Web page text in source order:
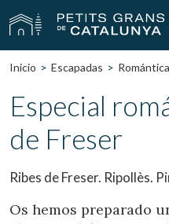
Nuestros Hoteles
Bodas
Cheques Regalo
Contacto
Inicio Escapadas
Especial
de Freser
Ribes de Freser. Ripollès.
Os hemos preparado